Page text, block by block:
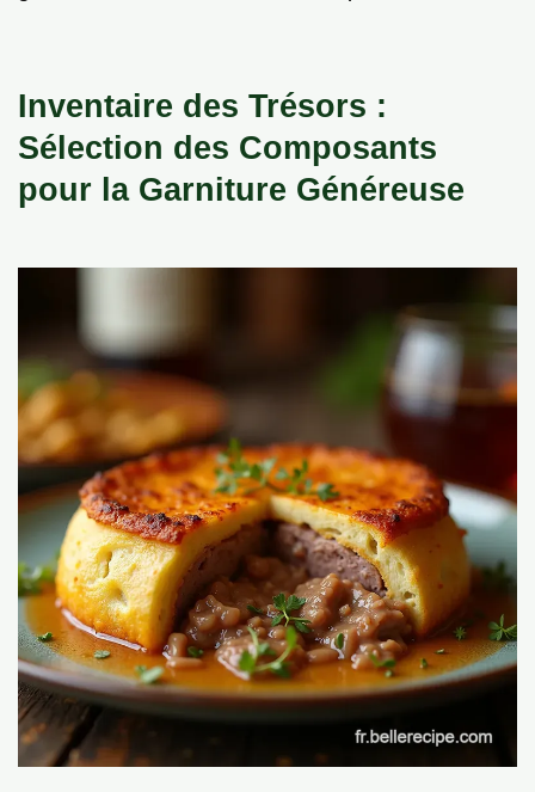
Inventaire des Trésors :
Sélection des Composants
pour la Garniture Généreuse